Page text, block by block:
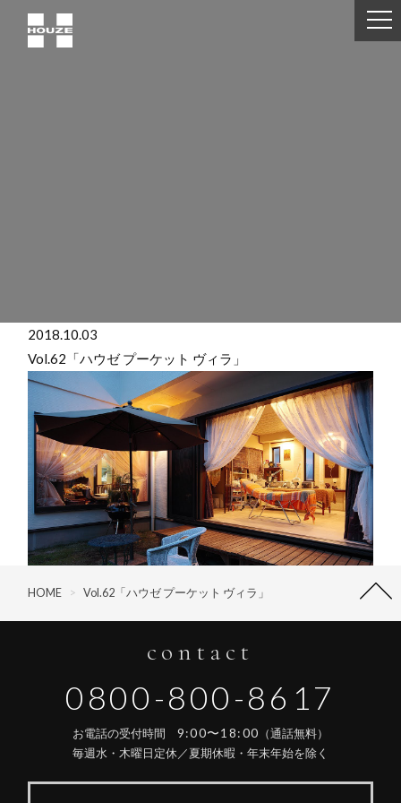
2018.10.03
Vol.62「ハウゼ プーケット ヴィラ」
HOME > Vol.62「ハウゼ プーケット ヴィラ」
contact
0800-800-8617
お電話の受付時間 9:00〜18:00 （通話無料）
毎週水・木曜日定休／夏期休暇・年末年始を除く